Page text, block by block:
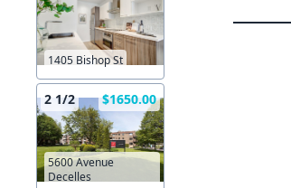
1405 Bishop St
2 1/2 $1650.00
5600 Avenue
Decelles